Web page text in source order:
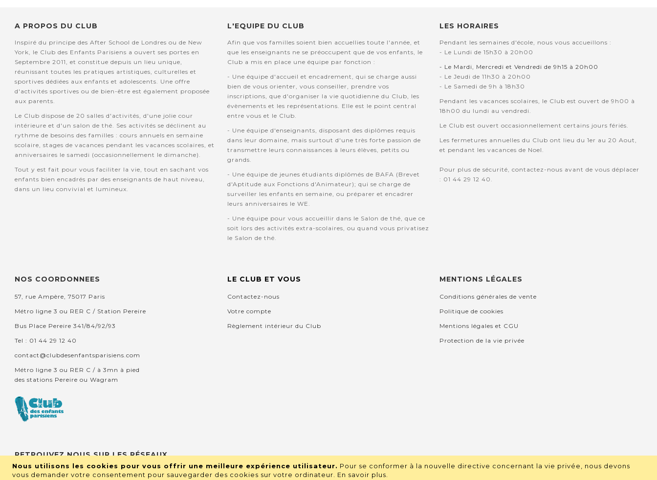
Nous utilisons les cookies pour vous offrir une meilleure expérience utilisateur. Pour se conformer à la nouvelle directive concernant la vie privée, nous devons
vous demander votre consentement pour sauvegarder des cookies sur votre ordinateur. En savoir plus
A PROPOS DU CLUB
Inspiré du principe des After School de Londres ou de New
York, le Club des Enfants Parisiens a ouvert ses portes en
Septembre 2011, et constitue depuis un lieu unique,
réunissant toutes les pratiques artistiques, culturelles et
sportives dédiées aux enfants et adolescents. Une offre
d'activités sportives ou de bien-être est également proposée
aux parents.
Le Club dispose de 20 salles d'activités, d'une jolie cour
intérieure et d'un salon de thé. Ses activités se déclinent au
rythme de besoins des familles : cours annuels en semaine
scolaire, stages de vacances pendant les vacances scolaires, et
anniversaires le samedi (occasionnellement le dimanche).
Tout y est fait pour vous faciliter la vie, tout en sachant vos
enfants bien encadrés par des enseignants de haut niveau,
dans un lieu convivial et lumineux.
L'EQUIPE DU CLUB
Afin que vos familles soient bien accuellies toute l'année, et
que les enseignants ne se préoccupent que de vos enfants, le
Club a mis en place une équipe par fonction :
- Une équipe d'accueil et encadrement, qui se charge aussi
bien de vous orienter, vous conseiller, prendre vos
inscriptions, que d'organiser la vie quotidienne du Club, les
évènements et les représentations. Elle est le point central
entre vous et le Club.
- Une équipe d'enseignants, disposant des diplômes requis
dans leur domaine, mais surtout d'une très forte passion de
transmettre leurs connaissances à leurs élèves, petits ou
grands.
- Une équipe de jeunes étudiants diplômés de BAFA (Brevet
d'Aptitude aux Fonctions d'Animateur); qui se charge de
surveiller les enfants en semaine, ou préparer et encadrer
leurs anniversaires le WE.
- Une équipe pour vous accueillir dans le Salon de thé, que ce
soit lors des activités extra-scolaires, ou quand vous privatisez
le Salon de thé.
LES HORAIRES
Pendant les semaines d'école, nous vous accueillons :
- Le Lundi de 15h30 à 20h00
- Le Mardi, Mercredi et Vendredi de 9h15 à 20h00
- Le Jeudi de 11h30 à 20h00
- Le Samedi de 9h à 18h30
Pendant les vacances scolaires, le Club est ouvert de 9h00 à
18h00 du lundi au vendredi.
Le Club est ouvert occasionnellement certains jours fériés.
Les fermetures annuelles du Club ont lieu du 1er au 20 Aout,
et pendant les vacances de Noel.
Pour plus de sécurité, contactez-nous avant de vous déplacer
: 01 44 29 12 40.
NOS COORDONNEES
57, rue Ampère, 75017 Paris
Métro ligne 3 ou RER C / Station Pereire
Bus Place Pereire 341/84/92/93
Tel : 01 44 29 12 40
contact@clubdesenfantsparisiens.com
Métro ligne 3 ou RER C / à 3mn à pied
des stations Pereire ou Wagram
LE CLUB ET VOUS
Contactez-nous
Votre compte
Règlement intérieur du Club
MENTIONS LÉGALES
Conditions générales de vente
Politique de cookies
Mentions légales et CGU
Protection de la vie privée
RETROUVEZ NOUS SUR LES RÉSEAUX